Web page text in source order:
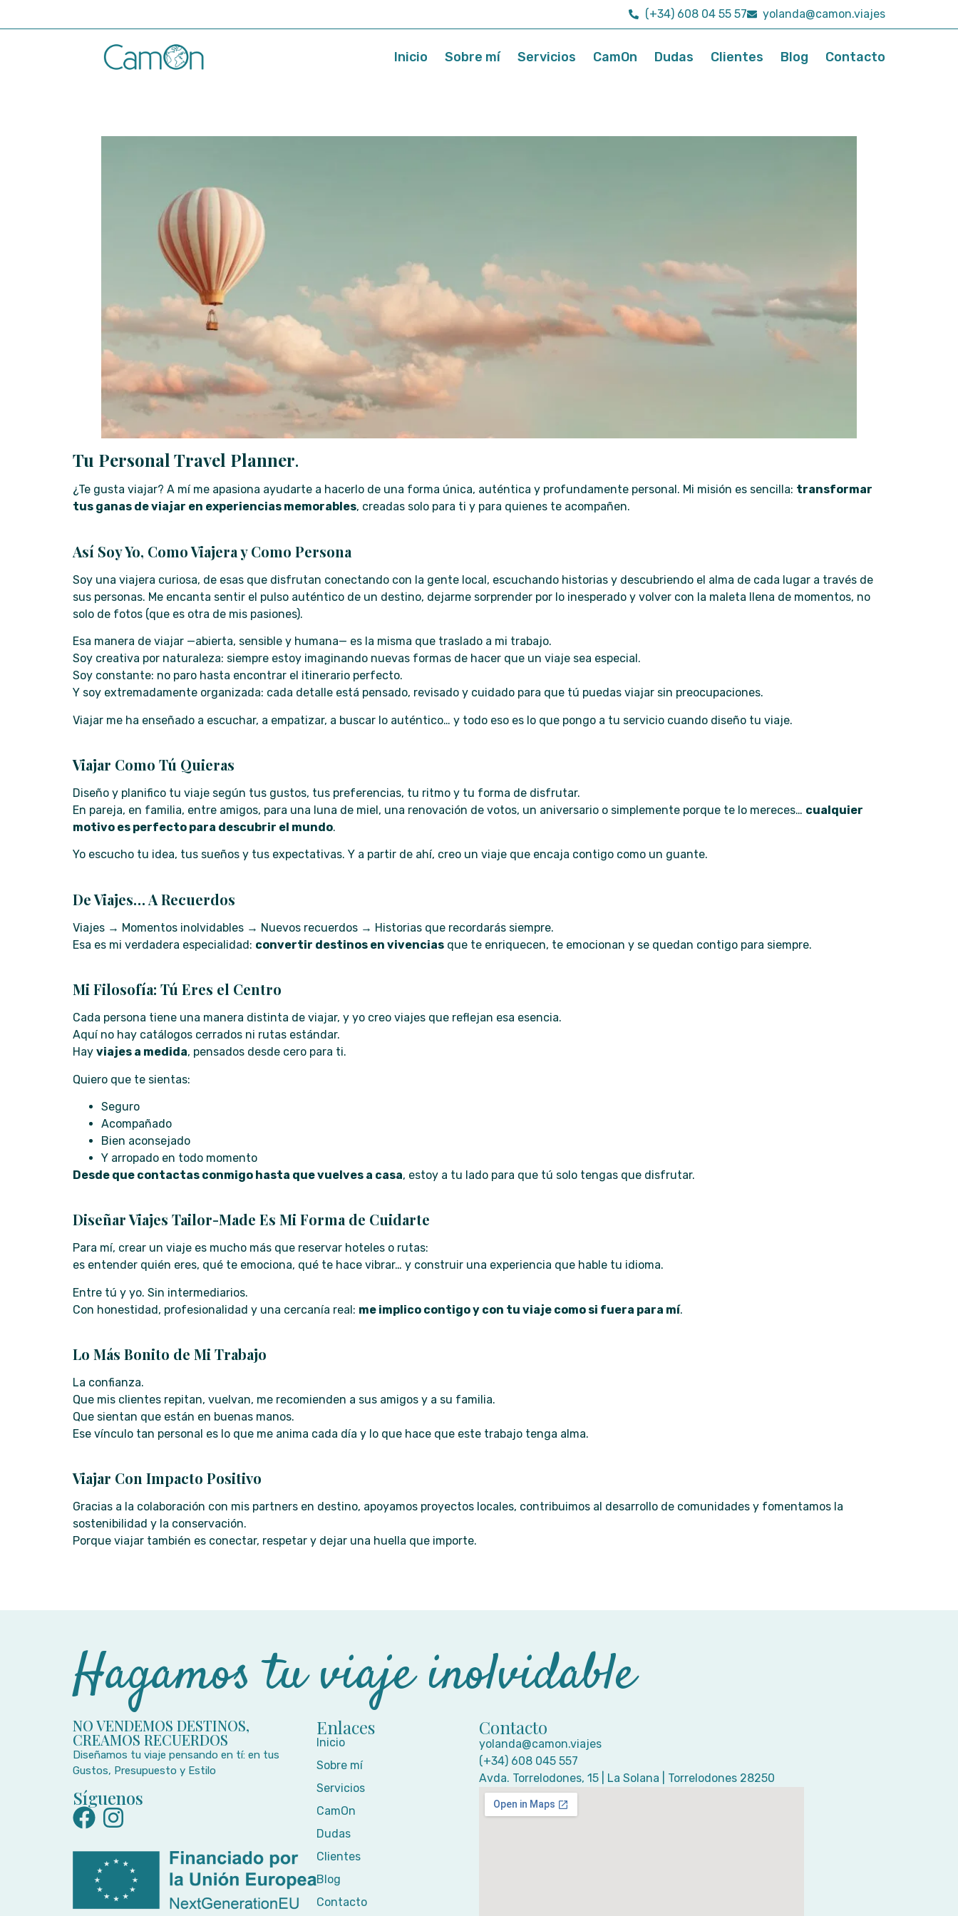
(+34) 608 04 55 57 yolanda@camon.viajes
Inicio Sobre mí Servicios CamOn Dudas Clientes Blog Contacto
Tu Personal Travel Planner.
¿Te gusta viajar? A mí me apasiona ayudarte a hacerlo de una forma única, auténtica y profundamente personal. Mi misión es sencilla: transformar
tus ganas de viajar en experiencias memorables, creadas solo para ti y para quienes te acompañen.
Así Soy Yo, Como Viajera y Como Persona
Soy una viajera curiosa, de esas que disfrutan conectando con la gente local, escuchando historias y descubriendo el alma de cada lugar a través de
sus personas. Me encanta sentir el pulso auténtico de un destino, dejarme sorprender por lo inesperado y volver con la maleta llena de momentos, no
solo de fotos (que es otra de mis pasiones).
Esa manera de viajar —abierta, sensible y humana— es la misma que traslado a mi trabajo.
Soy creativa por naturaleza: siempre estoy imaginando nuevas formas de hacer que un viaje sea especial.
Soy constante: no paro hasta encontrar el itinerario perfecto.
Y soy extremadamente organizada: cada detalle está pensado, revisado y cuidado para que tú puedas viajar sin preocupaciones.
Viajar me ha enseñado a escuchar, a empatizar, a buscar lo auténtico… y todo eso es lo que pongo a tu servicio cuando diseño tu viaje.
Viajar Como Tú Quieras
Diseño y planifico tu viaje según tus gustos, tus preferencias, tu ritmo y tu forma de disfrutar.
En pareja, en familia, entre amigos, para una luna de miel, una renovación de votos, un aniversario o simplemente porque te lo mereces… cualquier
motivo es perfecto para descubrir el mundo.
Yo escucho tu idea, tus sueños y tus expectativas. Y a partir de ahí, creo un viaje que encaja contigo como un guante.
De Viajes… A Recuerdos
Viajes → Momentos inolvidables → Nuevos recuerdos → Historias que recordarás siempre.
Esa es mi verdadera especialidad: convertir destinos en vivencias que te enriquecen, te emocionan y se quedan contigo para siempre.
Mi Filosofía: Tú Eres el Centro
Cada persona tiene una manera distinta de viajar, y yo creo viajes que reflejan esa esencia.
Aquí no hay catálogos cerrados ni rutas estándar.
Hay viajes a medida, pensados desde cero para ti.
Quiero que te sientas:
Seguro
Acompañado
Bien aconsejado
Y arropado en todo momento
Desde que contactas conmigo hasta que vuelves a casa, estoy a tu lado para que tú solo tengas que disfrutar.
Diseñar Viajes Tailor-Made Es Mi Forma de Cuidarte
Para mí, crear un viaje es mucho más que reservar hoteles o rutas:
es entender quién eres, qué te emociona, qué te hace vibrar… y construir una experiencia que hable tu idioma.
Entre tú y yo. Sin intermediarios.
Con honestidad, profesionalidad y una cercanía real: me implico contigo y con tu viaje como si fuera para mí.
Lo Más Bonito de Mi Trabajo
La confianza.
Que mis clientes repitan, vuelvan, me recomienden a sus amigos y a su familia.
Que sientan que están en buenas manos.
Ese vínculo tan personal es lo que me anima cada día y lo que hace que este trabajo tenga alma.
Viajar Con Impacto Positivo
Gracias a la colaboración con mis partners en destino, apoyamos proyectos locales, contribuimos al desarrollo de comunidades y fomentamos la
sostenibilidad y la conservación.
Porque viajar también es conectar, respetar y dejar una huella que importe.
Hagamos tu viaje inolvidable
NO VENDEMOS DESTINOS,
CREAMOS RECUERDOS
Diseñamos tu viaje pensando en tí: en tus
Gustos, Presupuesto y Estilo
Síguenos
Enlaces
Inicio
Sobre mí
Servicios
CamOn
Dudas
Clientes
Blog
Contacto
Contacto
yolanda@camon.viajes
(+34) 608 045 557
Avda. Torrelodones, 15 | La Solana | Torrelodones 28250